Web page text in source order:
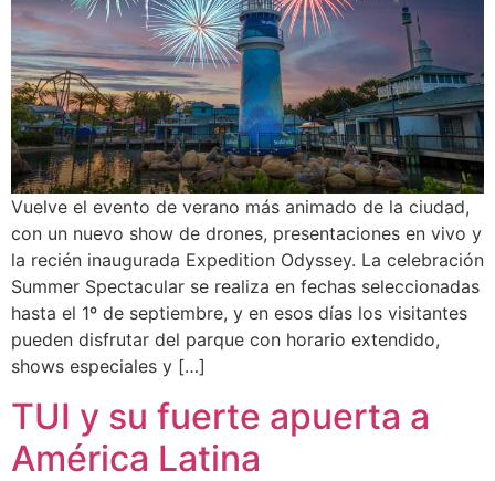
Vuelve el evento de verano más animado de la ciudad,
con un nuevo show de drones, presentaciones en vivo y
la recién inaugurada Expedition Odyssey. La celebración
Summer Spectacular se realiza en fechas seleccionadas
hasta el 1º de septiembre, y en esos días los visitantes
pueden disfrutar del parque con horario extendido,
shows especiales y […]
TUI y su fuerte apuerta a
América Latina